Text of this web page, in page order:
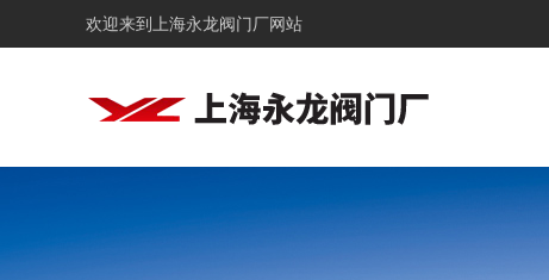
欢迎来到 上海永龙阀门厂网站